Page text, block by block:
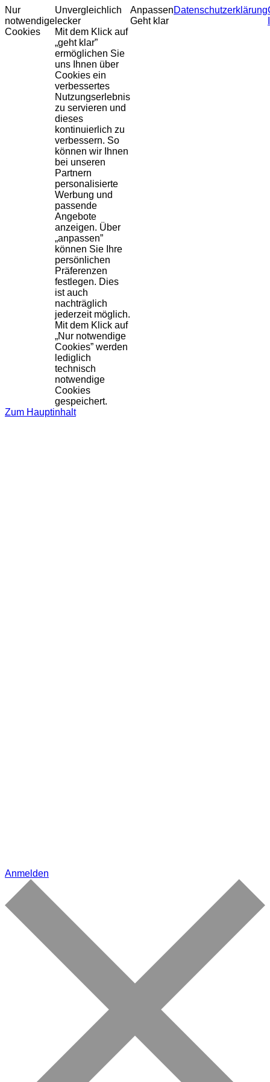
Nur
notwendige
Cookies
Unvergleichlich
lecker
Mit dem Klick auf
„geht klar”
ermöglichen Sie
uns Ihnen über
Cookies ein
verbessertes
Nutzungserlebnis
zu servieren und
dieses
kontinuierlich zu
verbessern. So
können wir Ihnen
bei unseren
Partnern
personalisierte
Werbung und
passende
Angebote
anzeigen. Über
„anpassen”
können Sie Ihre
persönlichen
Präferenzen
festlegen. Dies
ist auch
nachträglich
jederzeit möglich.
Mit dem Klick auf
„Nur notwendige
Cookies” werden
lediglich
technisch
notwendige
Cookies
gespeichert.
Anpassen
Geht klar
Datenschutzerklärung
Zum Hauptinhalt
Anmelden